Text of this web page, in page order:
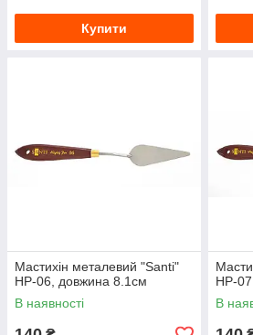
Купити
Мастихін металевий "Santi"
HP-06, довжина 8.1см
В наявності
HP-
В